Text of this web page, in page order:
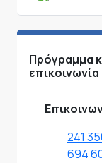
Πρόγραμμα
επικοινωνία
241
694